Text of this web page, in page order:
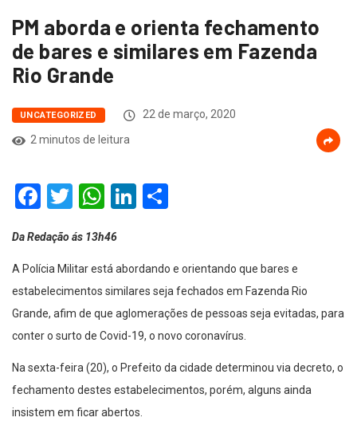
PM aborda e orienta fechamento
de bares e similares em Fazenda
Rio Grande
UNCATEGORIZED
22 de março, 2020
2 minutos de leitura
Facebook
Twitter
WhatsApp
LinkedIn
Da Redação ás 13h46
A Polícia Militar está abordando e orientando que bares e
estabelecimentos similares seja fechados em Fazenda Rio
Grande, afim de que aglomerações de pessoas seja evitadas, para
conter o surto de Covid-19, o novo coronavírus.
Na sexta-feira (20), o Prefeito da cidade determinou via decreto, o
fechamento destes estabelecimentos, porém, alguns ainda
insistem em ficar abertos.